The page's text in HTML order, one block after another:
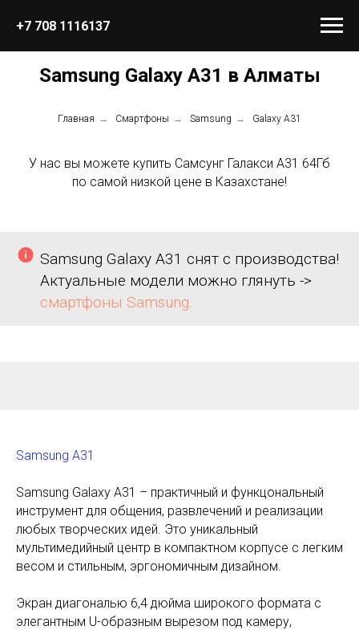
+7 708 1116137
Samsung Galaxy A31 в Алматы
Главная → Смартфоны → Samsung → Galaxy A31
У нас вы можете купить Самсунг Галакси А31 64Гб
по самой низкой цене в Казахстане!
Samsung Galaxy A31 снят с производства!
Актуальные модели можно глянуть ->
смартфоны Samsung.
Samsung A31
Samsung Galaxy A31 – практичный и функцональный
инструмент для общения, развлечений и реализации
любых творческих идей. Это уникальный
мультимедийный центр в компактном корпусе с легким
весом и стильным, эргономичным дизайном.
Экран диагональю 6,4 дюйма широкого формата с
элегантным U-образным вырезом под камеру,